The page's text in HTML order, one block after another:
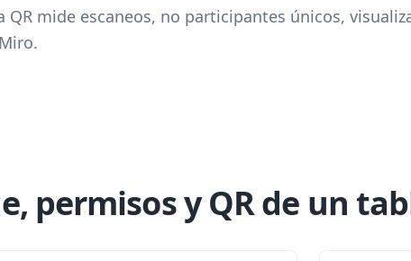
QR mide escaneos, no participantes únicos,
permisos y QR de un